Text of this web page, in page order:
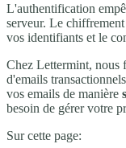
L'authentification
serveur. Le
vos identifiants et le
Chez Lettermint, nous
d'emails
vos emails de manière
besoin de gérer votre
Sur cette page: